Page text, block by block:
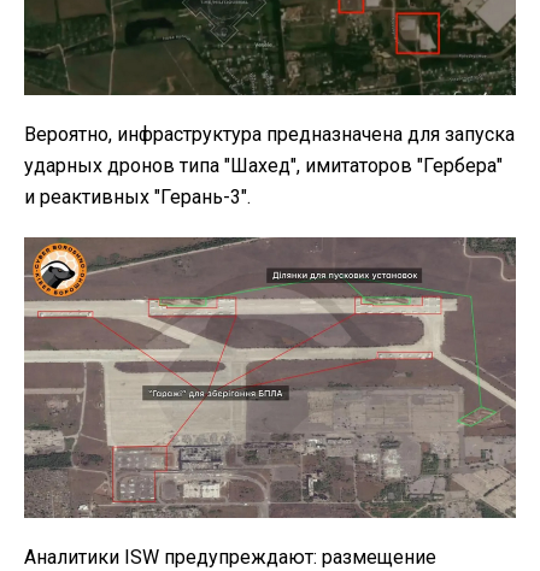
Вероятно, инфраструктура предназначена для запуска
ударных дронов типа "Шахед", имитаторов "Гербера"
и реактивных "Герань-3".
Аналитики ISW предупреждают: размещение